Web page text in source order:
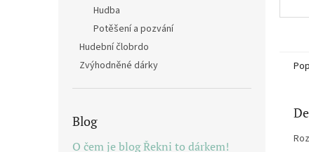
Hudba
Potěšení a pozvání
Hudební člobrdo
Zvýhodněné dárky
Blog
O čem je blog Řekni to dárkem!